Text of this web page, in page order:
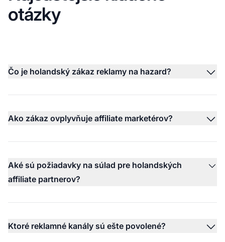
otázky
Čo je holandský zákaz reklamy na hazard?
Ako zákaz ovplyvňuje affiliate marketérov?
Aké sú požiadavky na súlad pre holandských
affiliate partnerov?
Ktoré reklamné kanály sú ešte povolené?